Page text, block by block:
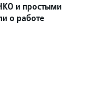
и простыми
о работе